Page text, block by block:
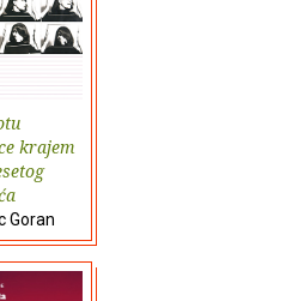
krajem
Goran